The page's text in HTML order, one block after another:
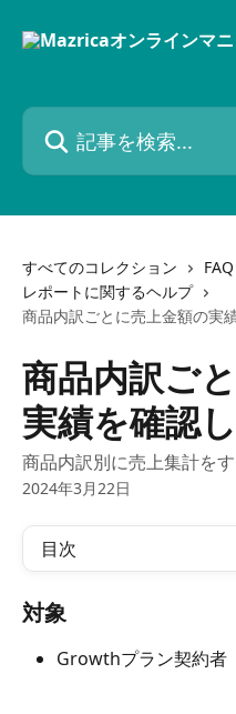
記事を検索...
すべてのコレクション
レポートに関するヘルプ
商品内訳ごとに売上金額の実
商品内訳ご
実績を確認
商品内訳別に売上集計を
2024年3月22日
目次
対象
Growthプラン契約者